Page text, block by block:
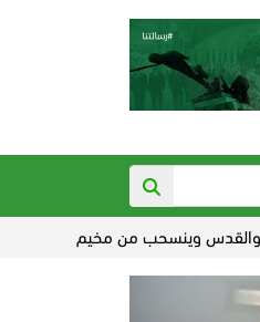
من مخيم قلنديا